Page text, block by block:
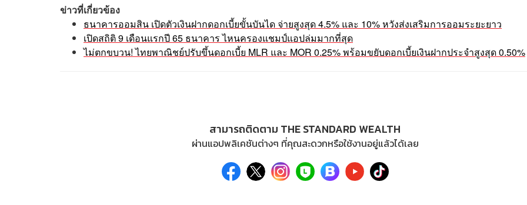
ข่าวที่เกี่ยวข้อง
ธนาคารออมสิน เปิดตัวเงินฝากดอกเบี้ยขั้นบันได จ่ายสูงสุด 4.5% และ 10% หวังส่งเสริมการออมระยะยาว
เปิดสถิติ 9 เดือนแรกปี 65 ธนาคาร ไหนครองแชมป์แอปล่มมากที่สุด
ไม่ตกขบวน! ไทยพาณิชย์ปรับขึ้นดอกเบี้ย MLR และ MOR 0.25% พร้อมขยับดอกเบี้ยเงินฝากประจำสูงสุด 0.50%
สามารถติดตาม THE STANDARD WEALTH
ผ่านแอปพลิเคชันต่างๆ ที่คุณสะดวกหรือใช้งานอยู่แล้วได้เลย